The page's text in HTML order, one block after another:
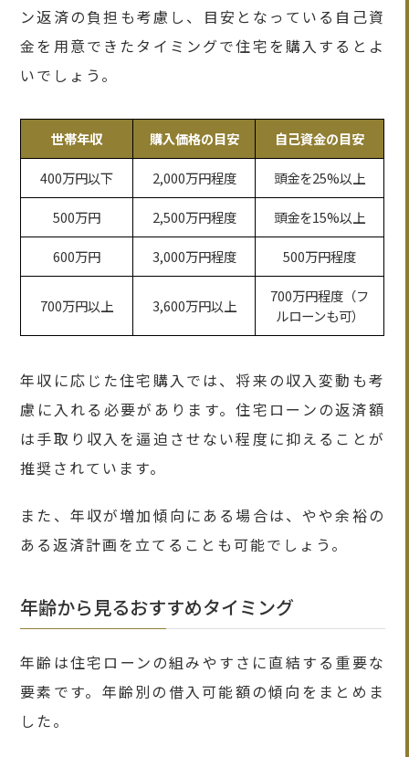
ン返済の負担も考慮し、目安となっている自己資
金を用意できたタイミングで住宅を購入するとよ
いでしょう。
世帯年収 購入価格の目安 自己資金の目安
400万円以下 2,000万円程度 頭金を25%以上
500万円 2,500万円程度 頭金を15%以上
600万円 3,000万円程度 500万円程度
700万円以上 3,600万円以上
700万円程度（フ
ルローンも可）
年収に応じた住宅購入では、将来の収入変動も考
慮に入れる必要があります。住宅ローンの返済額
は手取り収入を逼迫させない程度に抑えることが
推奨されています。
また、年収が増加傾向にある場合は、やや余裕の
ある返済計画を立てることも可能でしょう。
年齢から見るおすすめタイミング
年齢は住宅ローンの組みやすさに直結する重要な
要素です。年齢別の借入可能額の傾向をまとめま
した。